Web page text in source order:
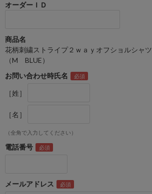
オーダーＩＤ
商品名
花柄刺繍ストライプ２ｗａｙオフショルシャツ
（M BLUE）
お問い合わせ時氏名
［姓］
［名］
（全角で入力してください）
電話番号
メールアドレス